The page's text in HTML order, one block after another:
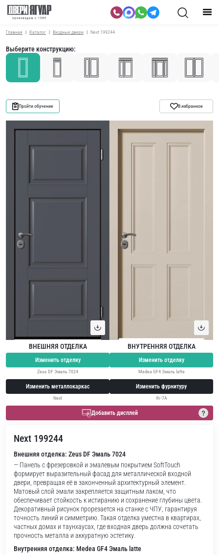
Главная Каталог Входные двери Next 199244
Выберите конструкцию:
Пройти обучение В избранное
ВНЕШНЯЯ ОТДЕЛКА
Изменить отделку
Zeus DF Эмаль 7024
Изменить металлокаркас
Next
ВНУТРЕННЯЯ ОТДЕЛКА
Изменить отделку
Medea GF4 Эмаль latte
Изменить фурнитуру
Яг-7А
Добавить дисплей
Next 199244
Внешняя отделка: Zeus DF Эмаль 7024
— Панель с фрезеровкой и эмалевым покрытием SoftTouch
формирует выразительный фасад для металлической входной
двери, превращая её в законченный архитектурный элемент.
Матовый слой эмали закрепляется защитным лаком, что
обеспечивает стойкость к истиранию и сохранение глубины цвета.
Декоративный рисунок прорезается на станке с ЧПУ, гарантируя
точность линий и симметрию. Такая отделка уместна в квартирах,
частных домах и таунхаусах, где входная дверь должна сочетать
прочность металла и аккуратную эстетику.
Внутренняя отделка: Medea GF4 Эмаль latte